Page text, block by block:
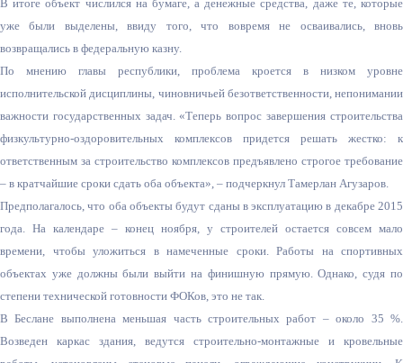
В итоге объект числился на бумаге, а денежные средства, даже те, которые
уже были выделены, ввиду того, что вовремя не осваивались, вновь
возвращались в федеральную казну.
По мнению главы республики, проблема кроется в низком уровне
исполнительской дисциплины, чиновничьей безответственности, непонимании
важности государственных задач. «Теперь вопрос завершения строительства
физкультурно-оздоровительных комплексов придется решать жестко: к
ответственным за строительство комплексов предъявлено строгое требование
– в кратчайшие сроки сдать оба объекта», – подчеркнул Тамерлан Агузаров.
Предполагалось, что оба объекты будут сданы в эксплуатацию в декабре 2015
года. На календаре – конец ноября, у строителей остается совсем мало
времени, чтобы уложиться в намеченные сроки. Работы на спортивных
объектах уже должны были выйти на финишную прямую. Однако, судя по
степени технической готовности ФОКов, это не так.
В Беслане выполнена меньшая часть строительных работ – около 35 %.
Возведен каркас здания, ведутся строительно-монтажные и кровельные